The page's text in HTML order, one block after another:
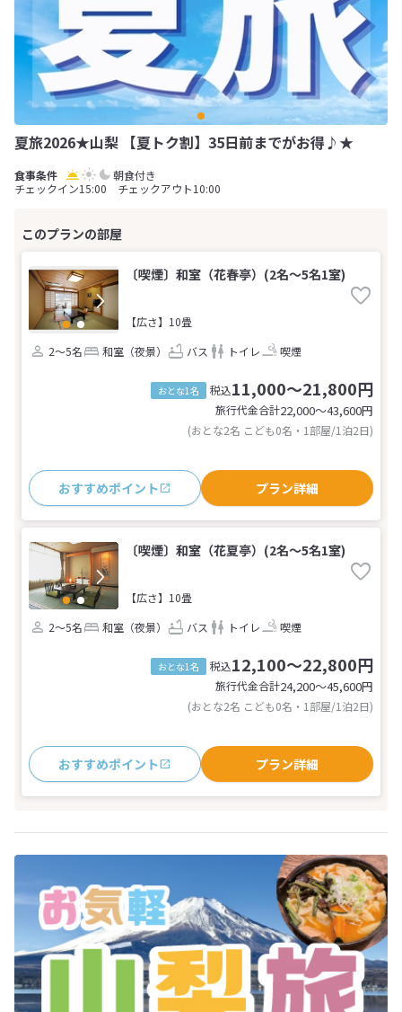
夏旅2026★山梨 【夏トク割】35日前までがお得♪★
朝食付き
チェックイン15:00 チェックアウト10:00
〔喫煙〕和室（花春亭）(2名～5名1室)
【広さ】10畳
2～5名
和室（夜景） バス トイレ 喫煙
おとな1名 税込11,000～21,800円
旅行代金合計22,000〜43,600円
(おとな2名 こども0名・1部屋/1泊2日)
おすすめポイント プラン詳細
〔喫煙〕和室（花夏亭）(2名～5名1室)
【広さ】10畳
2～5名
和室（夜景） バス トイレ 喫煙
おとな1名 税込12,100～22,800円
旅行代金合計24,200〜45,600円
(おとな2名 こども0名・1部屋/1泊2日)
おすすめポイント プラン詳細